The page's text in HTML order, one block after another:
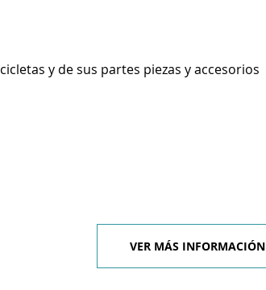
y de sus partes piezas y accesorios
VER MÁS INFORMACIÓN